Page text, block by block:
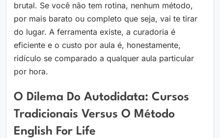
brutal. Se você não tem rotina, nenhum método,
por mais barato ou completo que seja, vai te tirar
do lugar. A ferramenta existe, a curadoria é
eficiente e o custo por aula é, honestamente,
ridículo se comparado a qualquer aula particular
por hora.
O Dilema Do Autodidata: Cursos
Tradicionais Versus O Método
English For Life